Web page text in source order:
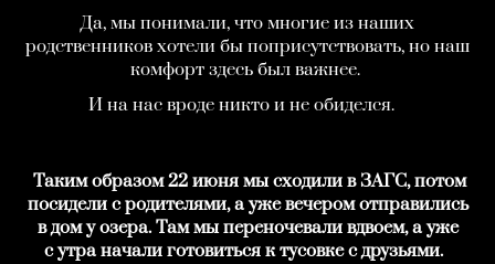
Да, мы понимали, что многие из наших
родственников хотели бы поприсутствовать, но наш
комфорт здесь был важнее.
И на нас вроде никто и не обиделся.
Таким образом 22 июня мы сходили в ЗАГС, потом
посидели с родителями, а уже вечером отправились
в дом у озера. Там мы переночевали вдвоем, а уже
с утра начали готовиться к тусовке с друзьями.